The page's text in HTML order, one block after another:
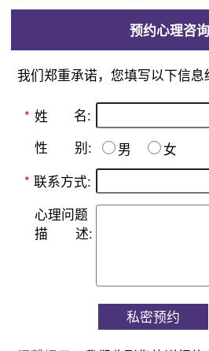
预约心理咨
我们郑重承诺，您填写以下信息
* 姓 名:
性 别: 男
女
* 联系方式:
心理问题
描
述:
私密预约